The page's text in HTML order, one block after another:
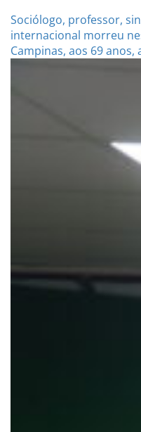
Sociólogo, professor,
internacional morreu
Campinas, aos 69 anos,